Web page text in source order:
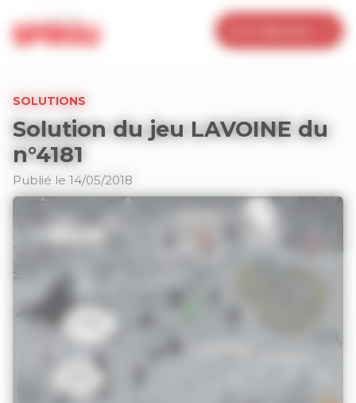
SOLUTIONS
Solution du jeu LAVOINE du
n°4181
Publié le 14/05/2018